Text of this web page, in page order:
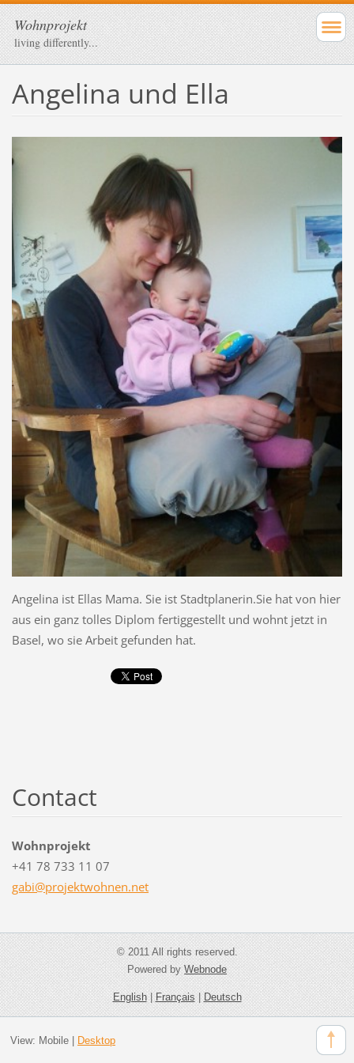
Wohnprojekt
living differently...
Angelina und Ella
Angelina ist Ellas Mama. Sie ist Stadtplanerin.Sie hat von hier
aus ein ganz tolles Diplom fertiggestellt und wohnt jetzt in
Basel, wo sie Arbeit gefunden hat.
Contact
Wohnprojekt
+41 78 733 11 07
gabi@projektwohnen.net
© 2011 All rights reserved.
Powered byWebnode
English|Français|Deutsch
View: Mobile| Desktop